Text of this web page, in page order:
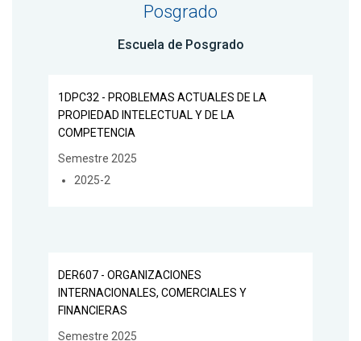
Posgrado
Escuela de Posgrado
1DPC32 - PROBLEMAS ACTUALES DE LA
PROPIEDAD INTELECTUAL Y DE LA
COMPETENCIA
Semestre 2025
2025-2
DER607 - ORGANIZACIONES
INTERNACIONALES, COMERCIALES Y
FINANCIERAS
Semestre 2025